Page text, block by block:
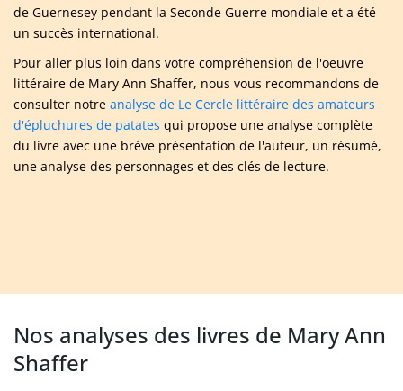
de Guernesey pendant la Seconde Guerre mondiale et a été
un succès international.
Pour aller plus loin dans votre compréhension de l'oeuvre
littéraire de Mary Ann Shaffer, nous vous recommandons de
consulter notre analyse de Le Cercle littéraire des amateurs
d'épluchures de patates qui propose une analyse complète
du livre avec une brève présentation de l'auteur, un résumé,
une analyse des personnages et des clés de lecture.
Nos analyses des livres de Mary Ann
Shaffer